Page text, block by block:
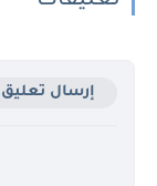
إرسال تعليق